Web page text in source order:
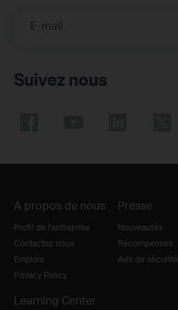
E-mail
Suivez nous
A propos de nous
Profil de l'entreprise
Contactez nous
Emplois
Privacy Policy
Presse
Nouveautés
Récompenses
Avis de sécurité
Learning Center